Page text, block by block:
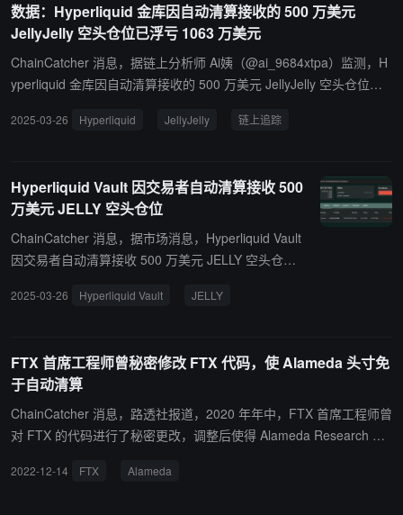
数据：Hyperliquid 金库因自动清算接收的 500 万美元
JellyJelly 空头仓位已浮亏 1063 万美元
ChainCatcher 消息，据链上分析师 Ai姨（@ai_9684xtpa）监测，H
yperliquid 金库因自动清算接收的 500 万美元 JellyJelly 空头仓位已
格为 0.16004 美元），金库将面临清算风险，可能损失其持有的 2.4
2025-03-26 Hyperliquid JellyJelly 链上追踪
Hyperliquid Vault 因交易者自动清算接收 500
万美元 JELLY 空头仓位
ChainCatcher 消息，据市场消息，Hyperliquid Vault
因交易者自动清算接收 500 万美元 JELLY 空头仓
2025-03-26 Hyperliquid Vault JELLY
FTX 首席工程师曾秘密修改 FTX 代码，使 Alameda 头寸免
于自动清算
ChainCatcher 消息，路透社报道，2020 年年中，FTX 首席工程师曾
对 FTX 的代码进行了秘密更改，调整后使得 Alameda Research 免
ishad Singh 在代码中留下了“ 阻止 Alameda 的清算” 的注释，该注
2022-12-14 FTX Alameda